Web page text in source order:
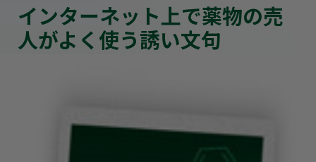
インターネット上で薬物の売
人がよく使う誘い文句